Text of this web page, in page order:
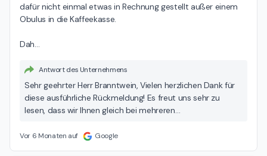
dafür nicht einmal etwas in Rechnung gestellt außer einem
Obulus in die Kaffeekasse.
Dah
Antwort des Unternehmens
Sehr geehrter Herr Branntwein, Vielen herzlichen Dank für
diese ausführliche Rückmeldung! Es freut uns sehr zu
lesen, dass wir Ihnen gleich bei mehreren
weiterhelfen konnten. Vielen Dank auch für Ihre
Vor 6 Monaten auf Google